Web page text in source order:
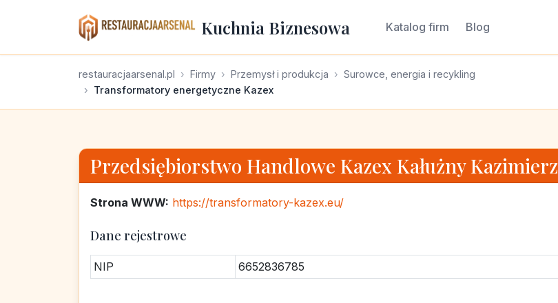
Kuchnia Biznesowa Katalog firm Blog
restauracjaarsenal.pl Firmy Przemysł i produkcja
Surowce, energia i recykling
Transformatory energetyczne Kazex
Przedsiębiorstwo Handlowe Kazex Kałużny Kazimierz
Strona WWW: https://transformatory-kazex.eu/
Dane rejestrowe
NIP 6652836785